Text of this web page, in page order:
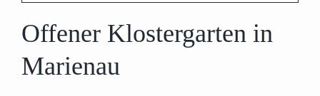
Offener Klostergarten in
Marienau